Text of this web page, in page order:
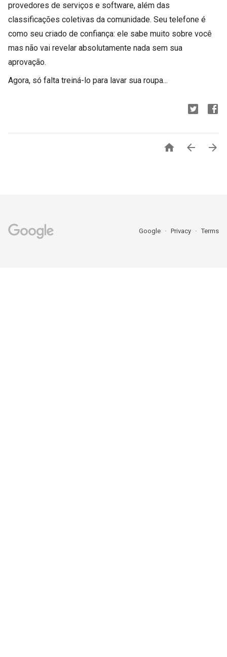
provedores de serviços e software, além das
classificações coletivas da comunidade. Seu telefone é
como seu criado de confiança: ele sabe muito sobre você
mas não vai revelar absolutamente nada sem sua
aprovação.
Agora, só falta treiná-lo para lavar sua roupa...
  
Google Privacy Terms